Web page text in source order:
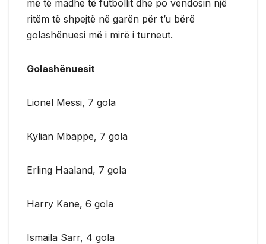
më të madhe të futbollit dhe po vendosin një
ritëm të shpejtë në garën për t’u bërë
golashënuesi më i mirë i turneut.
Golashënuesit
Lionel Messi, 7 gola
Kylian Mbappe, 7 gola
Erling Haaland, 7 gola
Harry Kane, 6 gola
Ismaila Sarr, 4 gola